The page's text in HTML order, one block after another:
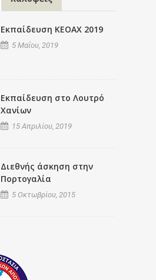
Εκπαίδευση ΚΕΟΑΧ 2019
5 Μαΐου, 2019
Εκπαίδευση στο Λουτρό
Χανίων
15 Απριλίου, 2019
Διεθνής άσκηση στην
Πορτογαλία
5 Οκτωβρίου, 2015